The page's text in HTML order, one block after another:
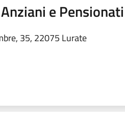
e Pensionati
35, 22075 Lurate